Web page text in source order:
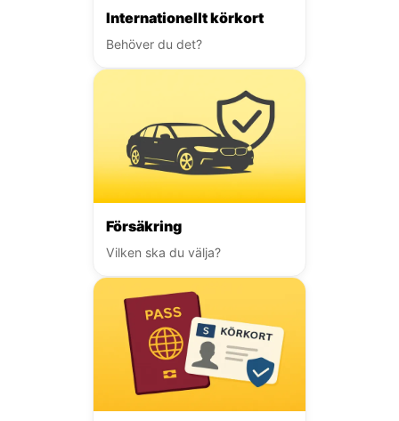
Internationellt körkort
Behöver du det?
Försäkring
Vilken ska du välja?